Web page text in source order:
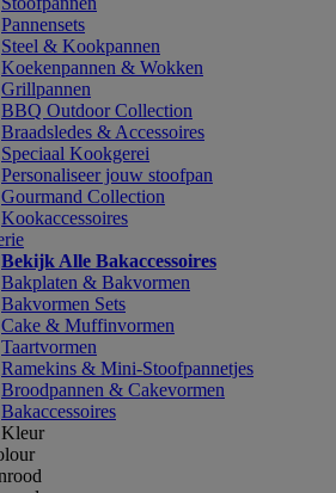
Pannensets
Steel & Kookpannen
Koekenpannen & Wokken
Grillpannen
BBQ Outdoor Collection
Braadsledes & Accessoires
Speciaal Kookgerei
Personaliseer jouw stoofpan
Gourmand Collection
Kookaccessoires
Bekijk Alle Bakaccessoires
Bakplaten & Bakvormen
Bakvormen Sets
Cake & Muffinvormen
Taartvormen
Ramekins & Mini-Stoofpannetjes
Broodpannen & Cakevormen
Bakaccessoires